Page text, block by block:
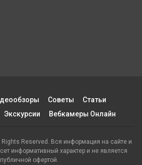
Советы
Статьи
Экскурсии Вебкамеры Онлайн
Reserved. Вся информация на сайте и
информативный характер и не является
публичной офертой.